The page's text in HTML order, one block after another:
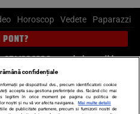
Horoscop Vedete Paparazzi
0741226226 sau trimite mail la
externe
Politică
rămână confidențiale
pe dispozitivul dvs., precum identificatorii cookie
accepta sau gestiona preferințele dvs. făcând clic mai
legitim în orice moment pe pagina cu politica de
noștri și nu vă vor afecta navigarea.
Mai multe detalii
de publicitate partenere, precum si furnizorii nostri de